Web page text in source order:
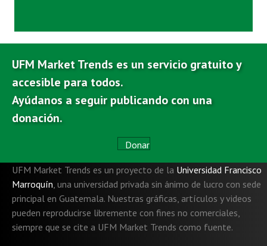
UFM Market Trends es un servicio gratuito y
accesible para todos.
Ayúdanos a seguir publicando con una
donación.
Donar
UFM Market Trends es un proyecto de la Universidad Francisco
Marroquín, una universidad privada sin ánimo de lucro con sede
principal en Guatemala. Nuestras gráficas, artículos y videos
pueden reproducirse libremente con fines no comerciales,
siempre que se cite a UFM Market Trends como fuente.